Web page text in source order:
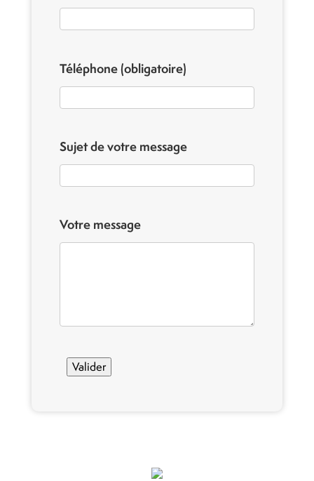
Téléphone(obligatoire)
Sujet de votre message
Votre message
Valider